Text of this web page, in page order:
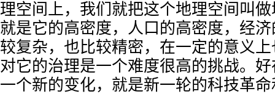
理空间上，我们就把这个地理空间叫
就是它的高密度，人口的高密度，经
较复杂，也比较精密，在一定的意义
对它的治理是一个难度很高的挑战。
一个新的变化，就是新一轮的科技革